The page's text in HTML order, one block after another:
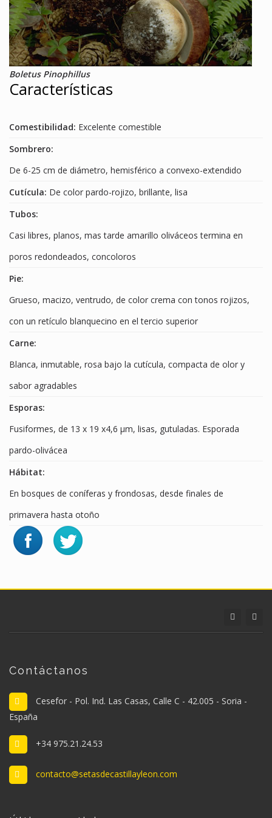
Boletus Pinophillus
Características
Comestibilidad: Excelente comestible
Sombrero:
De 6-25 cm de diámetro, hemisférico a convexo-extendido
Cutícula: De color pardo-rojizo, brillante, lisa
Tubos:
Casi libres, planos, mas tarde amarillo oliváceos termina en
poros redondeados, concoloros
Pie:
Grueso, macizo, ventrudo, de color crema con tonos rojizos,
con un retículo blanquecino en el tercio superior
Carne:
Blanca, inmutable, rosa bajo la cutícula, compacta de olor y
sabor agradables
Esporas:
Fusiformes, de 13 x 19 x4,6 µm, lisas, gutuladas. Esporada
pardo-olivácea
Hábitat:
En bosques de coníferas y frondosas, desde finales de
primavera hasta otoño
Contáctanos
Cesefor - Pol. Ind. Las Casas, Calle C - 42.005 - Soria -
España
+34 975.21.24.53
contacto@setasdecastillayleon.com